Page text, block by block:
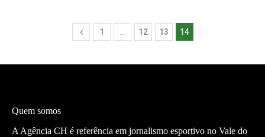
1 12 13 14
Quem somos
A Agência CH é referência em jornalismo esportivo no Vale do